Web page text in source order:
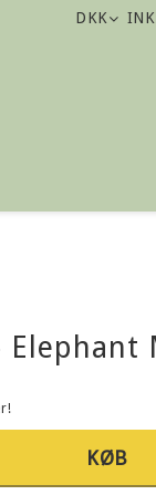
DKK
Elephant
KØB